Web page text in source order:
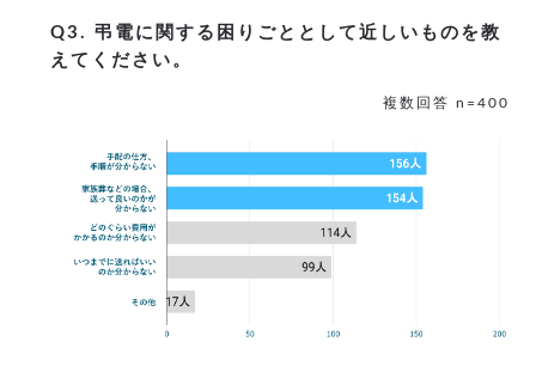
Q3. 弔電に関する困りごととして近しいものを教
えてください。
複数回答 n=400